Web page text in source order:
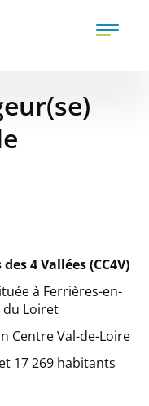
Toggle
4 Vallées (CC4V)
à Ferrières-en-
du Loiret
Centre Val-de-Loire
17 269 habitants